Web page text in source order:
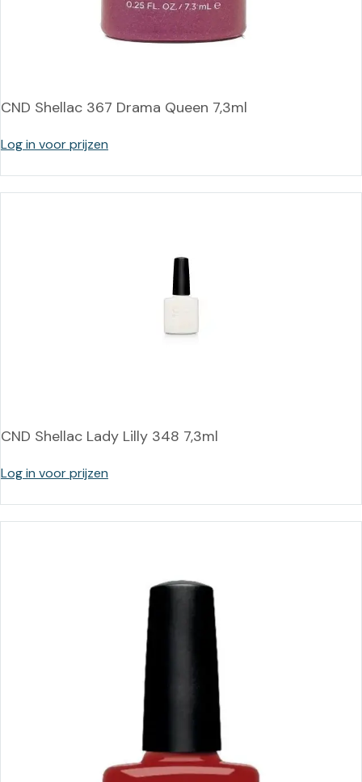
CND Shellac 367 Drama Queen 7,3ml
Log in voor prijzen
CND Shellac Lady Lilly 348 7,3ml
Log in voor prijzen